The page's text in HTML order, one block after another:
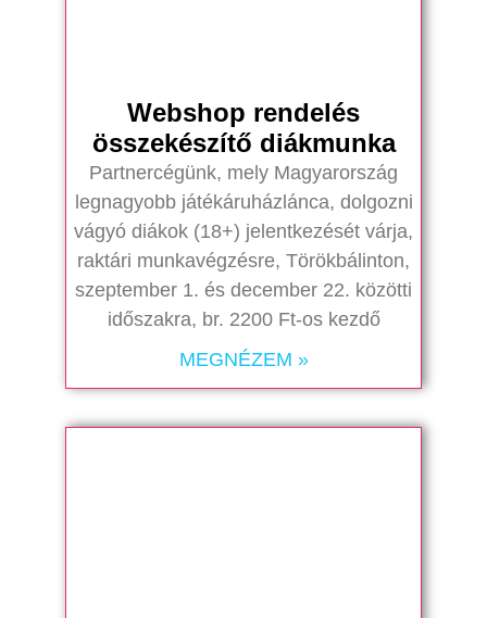
Webshop rendelés
összekészítő diákmunka
Partnercégünk, mely Magyarország
legnagyobb játékáruházlánca, dolgozni
vágyó diákok (18+) jelentkezését várja,
raktári munkavégzésre, Törökbálinton,
szeptember 1. és december 22. közötti
időszakra, br. 2200 Ft-os kezdő
MEGNÉZEM »